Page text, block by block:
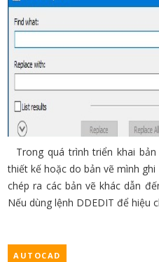
Trong quá trình triển khai
thiết kế hoặc do bản vẽ mình
chép ra các bản vẽ khác dẫn
Nếu dùng lệnh DDEDIT để hiệu
AUTOCAD